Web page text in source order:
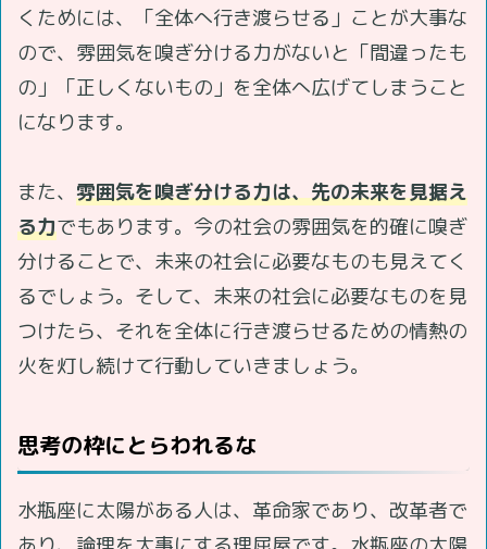
くためには、「全体へ行き渡らせる」ことが大事な
ので、雰囲気を嗅ぎ分ける力がないと「間違ったも
の」「正しくないもの」を全体へ広げてしまうこと
になります。
また、 雰囲気を嗅ぎ分ける力は、先の未来を見据え
る力でもあります。今の社会の雰囲気を的確に嗅ぎ
分けることで、未来の社会に必要なものも見えてく
るでしょう。そして、未来の社会に必要なものを見
つけたら、それを全体に行き渡らせるための情熱の
火を灯し続けて行動していきましょう。
思考の枠にとらわれるな
水瓶座に太陽がある人は、革命家であり、改革者で